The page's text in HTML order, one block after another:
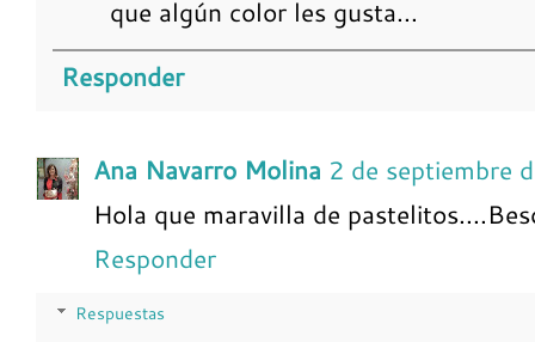
que algún color les gusta...
Responder
Ana Navarro Molina 2 de septiembre
Hola que maravilla de
Responder
Respuestas